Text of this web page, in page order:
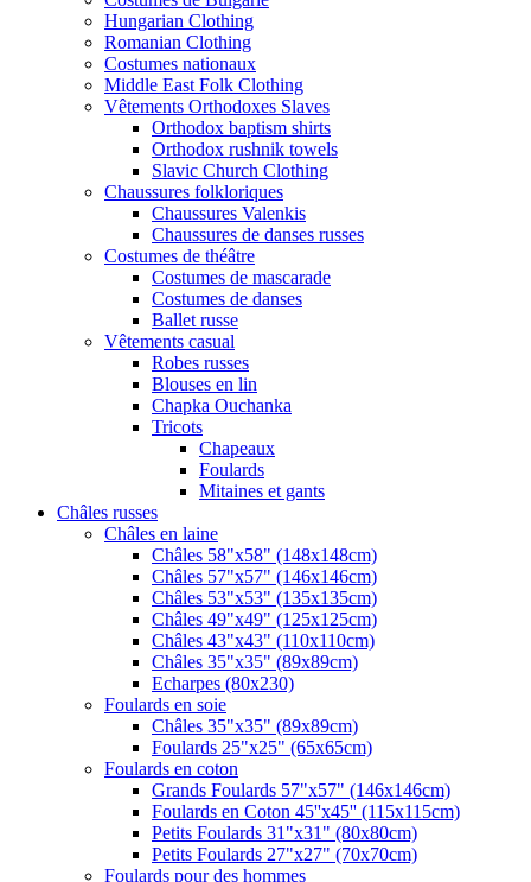
Hungarian Clothing
Romanian Clothing
Costumes nationaux
Middle East Folk Clothing
Vêtements Orthodoxes Slaves
Orthodox baptism shirts
Orthodox rushnik towels
Slavic Church Clothing
Chaussures folkloriques
Chaussures Valenkis
Chaussures de danses russes
Costumes de théâtre
Costumes de mascarade
Costumes de danses
Ballet russe
Vêtements casual
Robes russes
Blouses en lin
Chapka Ouchanka
Tricots
Chapeaux
Foulards
Mitaines et gants
Châles russes
Châles en laine
Châles 58"x58" (148x148cm)
Châles 57"x57" (146x146cm)
Châles 53"x53" (135x135cm)
Châles 49"x49" (125x125cm)
Châles 43"x43" (110x110cm)
Châles 35"x35" (89x89cm)
Echarpes (80х230)
Foulards en soie
Châles 35"x35" (89x89cm)
Foulards 25"x25" (65x65cm)
Foulards en coton
Grands Foulards 57"x57" (146x146cm)
Foulards en Coton 45''x45'' (115x115cm)
Petits Foulards 31"x31" (80x80cm)
Petits Foulards 27"x27" (70x70cm)
Foulards pour des hommes